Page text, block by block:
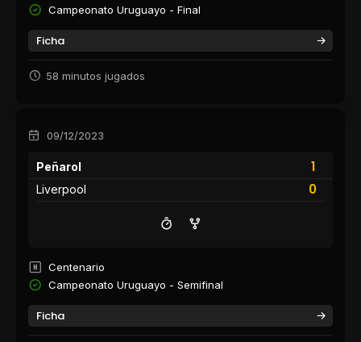
Campeonato Uruguayo - Final
Ficha
58 minutos jugados
09/12/2023
Peñarol
1
0
Liverpool
Centenario
Campeonato Uruguayo - Semifinal
Ficha